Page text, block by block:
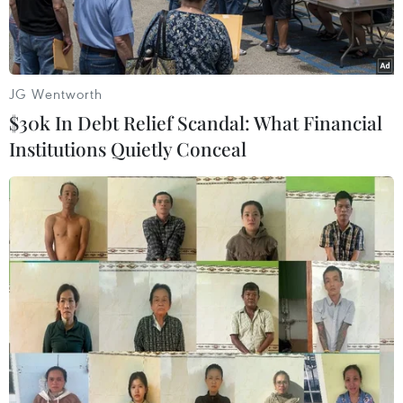
Trụ sở của tập đoàn SIX. (Ảnh: Bitcoin)
Tập đoàn SIX vận hành Sàn giao dịch chứng
khoán Thụy Sỹ ngày 18/11 thông báo kế hoạch
chào mua Sàn giao dịch chứng khoán Bolsas y
JG Wentworth
$30k In Debt Relief Scandal: What Financial
Institutions Quietly Conceal